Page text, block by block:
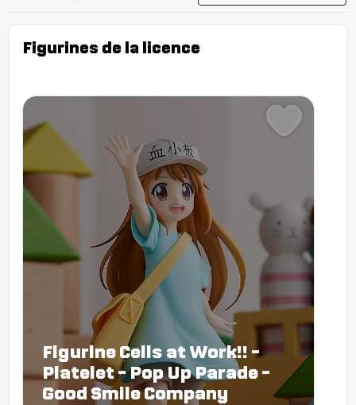
Figurines de la licence
Figurine Cells at Work!! -
Platelet - Pop Up Parade -
Good Smile Company